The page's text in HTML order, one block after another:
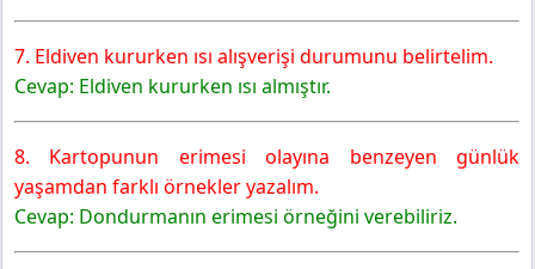
7. Eldiven kururken ısı alışverişi durumunu belirtelim.
Cevap: Eldiven kururken ısı almıştır.
8. Kartopunun erimesi olayına benzeyen günlük
yaşamdan farklı örnekler yazalım.
Cevap: Dondurmanın erimesi örneğini verebiliriz.